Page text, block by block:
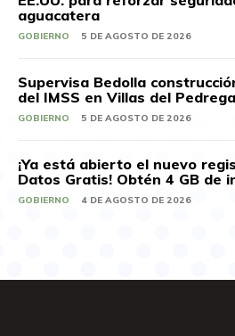
aguacatera
GOBIERNO 5 DE AGOSTO DE 2026
Supervisa Bedolla
del IMSS en Villas del
GOBIERNO 5 DE AGOSTO DE 2026
¡Ya está abierto el nuevo
Datos Gratis! Obtén 4 GB de
GOBIERNO 4 DE AGOSTO DE 2026